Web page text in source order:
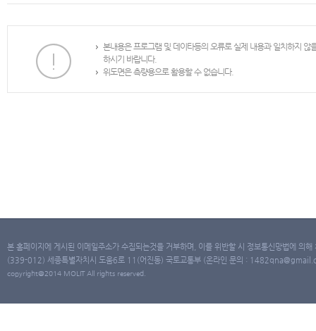
본내용은 프로그램 및 데이타등의 오류로 실제 내용과 일치하지
하시기 바랍니다.
위도면은 측량용으로 활용할 수 없습니다.
본 홈페이지에 게시된 이메일주소가 수집되는것을 거부하며, 이를 위반할 시 정보통신망법에 의
(339-012) 세종특별자치시 도움6로 11(어진동) 국토교통부 (온라인 문의 :
copyright@2014 MOLIT All rights reserved.